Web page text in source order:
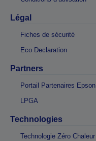
Légal
Fiches de sécurité
Eco Declaration
Partners
Portail Partenaires Epson
LPGA
Technologies
Technologie Zéro Chaleur